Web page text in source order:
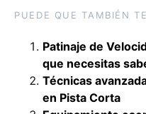
PUEDE QUE TAMBIÉN
Patinaje de
que necesitas
Técnicas
en Pista Corta